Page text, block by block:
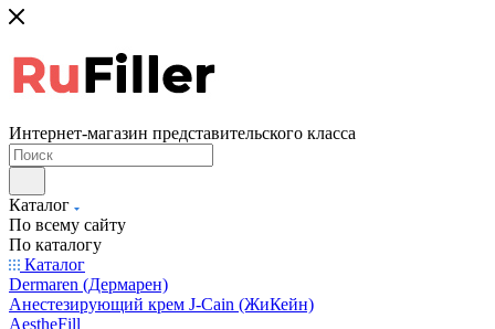
Интернет-магазин представительского класса
Каталог
По всему сайту
По каталогу
Каталог
Dermaren (Дермарен)
Анестезирующий крем J-Cain (ЖиКейн)
AestheFill